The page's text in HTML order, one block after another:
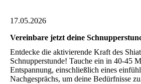
17.05.2026
Vereinbare jetzt deine
Entdecke die aktivierende Kraft des
Schnupperstunde! Tauche ein in 40-45
Entspannung, einschließlich eines
Nachgesprächs, um deine Bedürfnisse